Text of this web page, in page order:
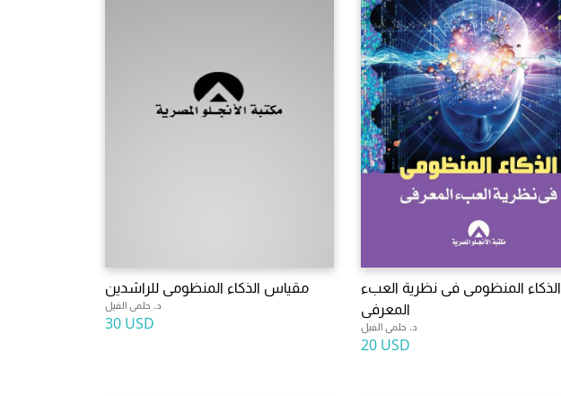
مقياس الذكاء المنظومى للراشدين
د. حلمى الفيل
30 USD
الذكاء المنظومى فى نظرية العبء
المعرفى
د. حلمى الفيل
20 USD